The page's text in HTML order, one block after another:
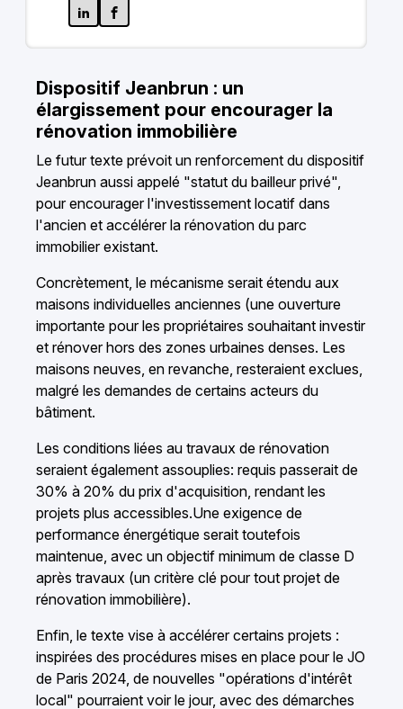
Dispositif Jeanbrun : un
élargissement pour encourager la
rénovation immobilière
Le futur texte prévoit un renforcement du dispositif
Jeanbrun aussi appelé "statut du bailleur privé",
pour encourager l'investissement locatif dans
l'ancien et accélérer la rénovation du parc
immobilier existant.
Concrètement, le mécanisme serait étendu aux
maisons individuelles anciennes (une ouverture
importante pour les propriétaires souhaitant investir
et rénover hors des zones urbaines denses. Les
maisons neuves, en revanche, resteraient exclues,
malgré les demandes de certains acteurs du
bâtiment.
Les conditions liées au travaux de rénovation
seraient également assouplies: requis passerait de
30% à 20% du prix d'acquisition, rendant les
projets plus accessibles.Une exigence de
performance énergétique serait toutefois
maintenue, avec un objectif minimum de classe D
après travaux (un critère clé pour tout projet de
rénovation immobilière).
Enfin, le texte vise à accélérer certains projets :
inspirées des procédures mises en place pour le JO
de Paris 2024, de nouvelles "opérations d'intérêt
local" pourraient voir le jour, avec des démarches